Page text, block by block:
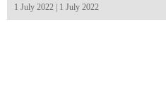
1 July 2022 | 1 July 2022